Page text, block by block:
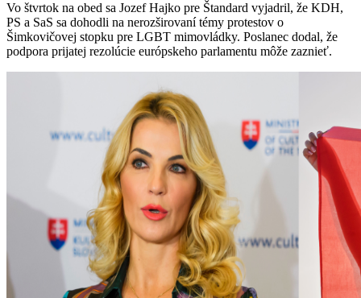
Vo štvrtok na obed sa Jozef Hajko pre Štandard vyjadril, že KDH,
PS a SaS sa dohodli na nerozširovaní témy protestov o
Šimkovičovej stopku pre LGBT mimovládky. Poslanec dodal, že
podpora prijatej rezolúcie európskeho parlamentu môže zaznieť.